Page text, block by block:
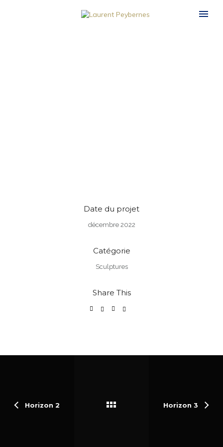
Date du projet
décembre 2022
Catégorie
Sculptures
Share This
Horizon 2 Horizon 3